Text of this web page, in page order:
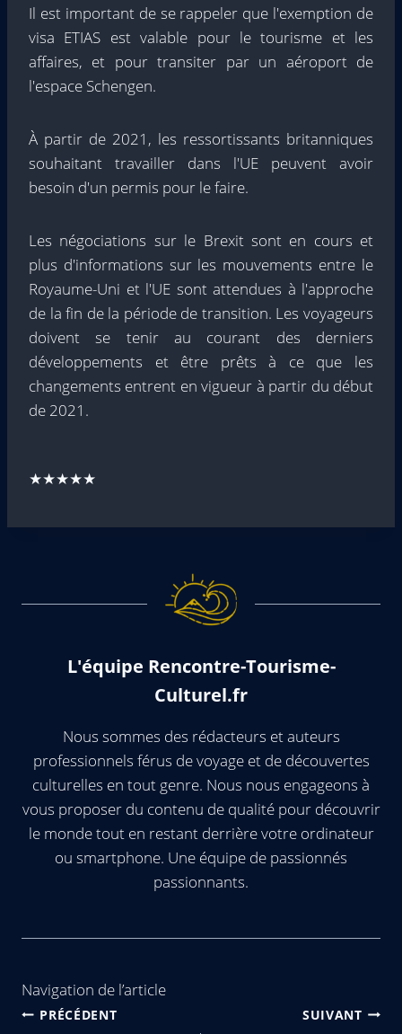
Il est important de se rappeler que l'exemption de
visa ETIAS est valable pour le tourisme et les
affaires, et pour transiter par un aéroport de
l'espace Schengen.
À partir de 2021, les ressortissants britanniques
souhaitant travailler dans l'UE peuvent avoir
besoin d'un permis pour le faire.
Les négociations sur le Brexit sont en cours et
plus d'informations sur les mouvements entre le
Royaume-Uni et l'UE sont attendues à l'approche
de la fin de la période de transition. Les voyageurs
doivent se tenir au courant des derniers
développements et être prêts à ce que les
changements entrent en vigueur à partir du début
de 2021.
★★★★★
L'équipe Rencontre-Tourisme-
Culturel.fr
Nous sommes des rédacteurs et auteurs
professionnels férus de voyage et de découvertes
culturelles en tout genre. Nous nous engageons à
vous proposer du contenu de qualité pour découvrir
le monde tout en restant derrière votre ordinateur
ou smartphone. Une équipe de passionnés
passionnants.
Navigation de l’article
PRÉCÉDENT SUIVANT